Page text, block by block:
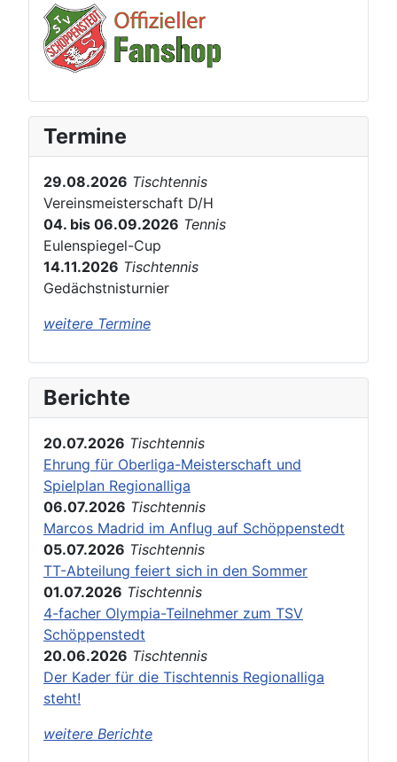
Termine
29.08.2026 Tischtennis
Vereinsmeisterschaft D/H
04. bis 06.09.2026 Tennis
Eulenspiegel-Cup
14.11.2026 Tischtennis
Gedächstnisturnier
weitere Termine
Berichte
20.07.2026 Tischtennis
Ehrung für Oberliga-Meisterschaft und
Spielplan Regionalliga
06.07.2026 Tischtennis
Marcos Madrid im Anflug auf Schöppenstedt
05.07.2026 Tischtennis
TT-Abteilung feiert sich in den Sommer
01.07.2026 Tischtennis
4-facher Olympia-Teilnehmer zum TSV
Schöppenstedt
20.06.2026 Tischtennis
Der Kader für die Tischtennis Regionalliga
steht!
weitere Berichte